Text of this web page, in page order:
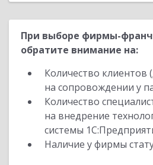
При выборе фирмы-
обратите внимание на:
Количество
на сопровождении у
Количество
на внедрение
системы
Наличие у фирмы